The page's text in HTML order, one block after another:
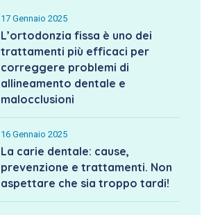
17 Gennaio 2025
L’ortodonzia fissa è uno dei
trattamenti più efficaci per
correggere problemi di
allineamento dentale e
malocclusioni
16 Gennaio 2025
La carie dentale: cause,
prevenzione e trattamenti. Non
aspettare che sia troppo tardi!